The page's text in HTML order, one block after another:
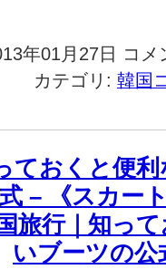
年01月27日
韓
国
旅
｜
年
の
春、
あ
な
コメ
カテゴリ: 韓国
ておくと便
– 《スカー
旅行｜知っ
いブーツの公